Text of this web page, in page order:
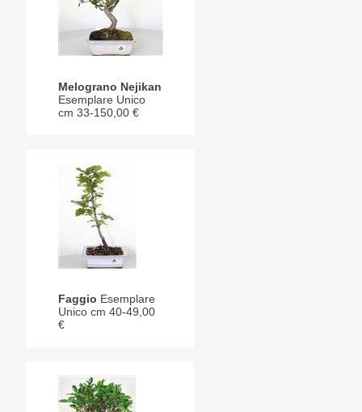
Melograno Nejikan
Esemplare Unico
cm 33-150,00 €
Faggio Esemplare
Unico cm 40-49,00
€